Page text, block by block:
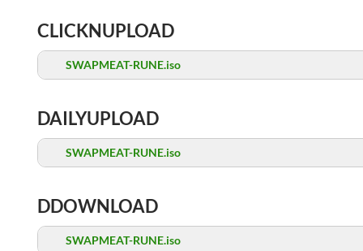
CLICKNUPLOAD
SWAPMEAT-RUNE.iso
DAILYUPLOAD
SWAPMEAT-RUNE.iso
DDOWNLOAD
SWAPMEAT-RUNE.iso